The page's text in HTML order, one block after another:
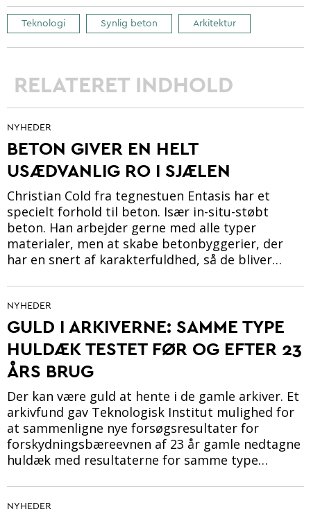
Teknologi Synlig beton Arkitektur
RELATERET INDHOLD
NYHEDER
BETON GIVER EN HELT
USÆDVANLIG RO I SJÆLEN
Christian Cold fra tegnestuen Entasis har et
specielt forhold til beton. Især in-situ-støbt
beton. Han arbejder gerne med alle typer
materialer, men at skabe betonbyggerier, der
har en snert af karakterfuldhed, så de bliver…
NYHEDER
GULD I ARKIVERNE: SAMME TYPE
HULDÆK TESTET FØR OG EFTER 23
ÅRS BRUG
Der kan være guld at hente i de gamle arkiver. Et
arkivfund gav Teknologisk Institut mulighed for
at sammenligne nye forsøgsresultater for
forskydningsbæreevnen af 23 år gamle nedtagne
huldæk med resultaterne for samme type…
NYHEDER